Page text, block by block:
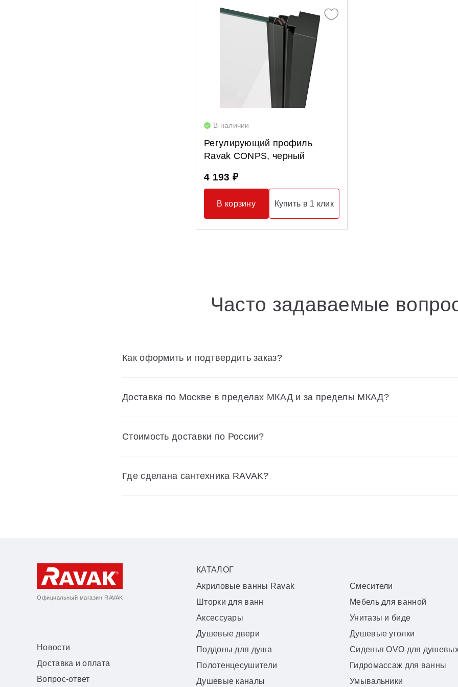
Гидромассаж для ванны
В наличии
Регулирующий профиль
Ravak CONPS, черный
4 193 ₽
В корзину Купить в 1 клик
Часто задаваемые
Как оформить и подтвердить заказ?
Доставка по Москве в пределах МКАД и за пределы МКАД?
Cтоимость доставки по России?
Где сделана сантехника RAVAK?
Официальный магазин RAVAK
Новости
Доставка и оплата
Вопрос-ответ
КАТАЛОГ
Акриловые ванны Ravak
Смесители
Шторки для ванн
Мебель для ванной
Аксессуары
Унитазы и биде
Душевые двери
Душевые уголки
Поддоны для душа
Сиденья OVO для
Полотенцесушители
Гидромассаж для ванны
Душевые каналы
Умывальники